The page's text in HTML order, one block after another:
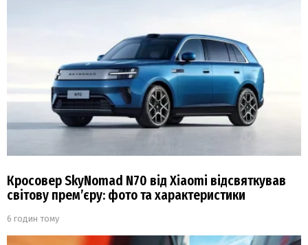
Кросовер SkyNomad N70 від Xiaomi відсвяткував
світову прем’єру: фото та характеристики
6 годин тому